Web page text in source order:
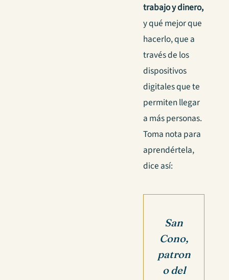
trabajo y dinero,
y qué mejor que
hacerlo, que a
través de los
dispositivos
digitales que te
permiten llegar
a más personas.
Toma nota para
aprendértela,
dice así:
San
Cono,
patron
o del